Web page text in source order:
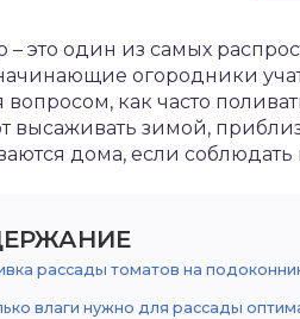
это один из самых
огородники
вопросом, как часто
высаживать зимой,
дома, если соблюдать
рассады томатов на
влаги нужно для рассады